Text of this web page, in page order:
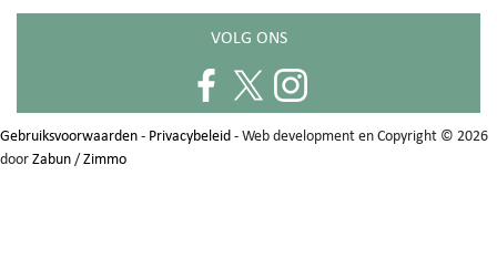
VOLG ONS
Gebruiksvoorwaarden- Privacybeleid- Web development en Copyright © 2026
doorZabun/Zimmo